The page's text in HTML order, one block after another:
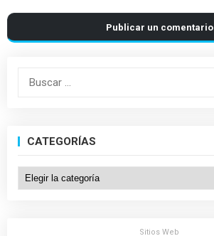
Publicar un comentario
Buscar:
CATEGORÍAS
Categorías
Sitios Web